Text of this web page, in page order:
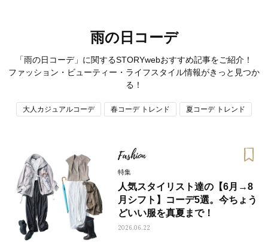
雨の日コーデ
「雨の日コーデ」に関するSTORYwebおすすめ記事をご紹介！
ファッション・ビューティー・ライフスタイル情報がきっと見つか
る！
大人カジュアルコーデ 春コーデ トレンド 夏コーデ トレンド
Fashion
特集
人気スタイリスト達の【6月→8
月シフト】コーデ5選。今ちょう
どいい服を真夏まで！
2026.06.22